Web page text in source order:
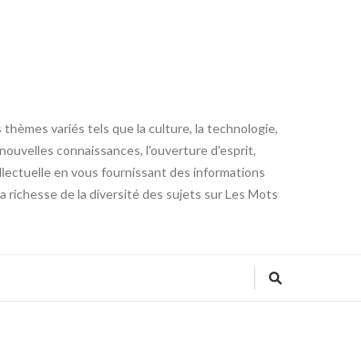
variés tels que la culture, la technologie,
connaissances, l'ouverture d'esprit,
en vous fournissant des informations
de la diversité des sujets sur Les Mots